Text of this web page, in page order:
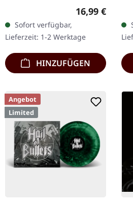
Standard-Cover. Inklusive
bedruckter Innenhülle. Es
gibt Alben, die dich…
Regulärer
16,99 €
Sofort verfügbar,
Lieferzeit: 1-2 Werktage
HINZUFÜGEN
Angebot
Limited